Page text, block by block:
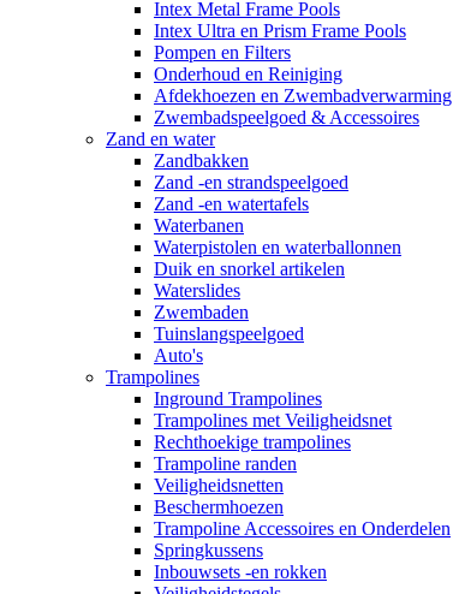
Intex Metal Frame Pools
Intex Ultra en Prism Frame Pools
Pompen en Filters
Onderhoud en Reiniging
Afdekhoezen en Zwembadverwarming
Zwembadspeelgoed & Accessoires
Zand en water
Zandbakken
Zand -en strandspeelgoed
Zand -en watertafels
Waterbanen
Waterpistolen en waterballonnen
Duik en snorkel artikelen
Waterslides
Zwembaden
Tuinslangspeelgoed
Auto's
Trampolines
Inground Trampolines
Trampolines met Veiligheidsnet
Rechthoekige trampolines
Trampoline randen
Veiligheidsnetten
Beschermhoezen
Trampoline Accessoires en Onderdelen
Springkussens
Inbouwsets -en rokken